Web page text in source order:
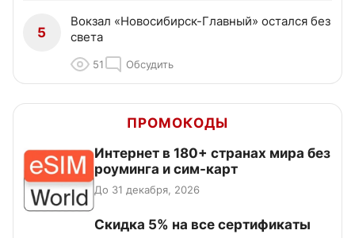
5
Вокзал «Новосибирск-Главный» остался без
света
51 Обсудить
ПРОМОКОДЫ
Интернет в 180+ странах мира без
роуминга и сим-карт
До 31 декабря, 2026
Скидка 5% на все сертификаты